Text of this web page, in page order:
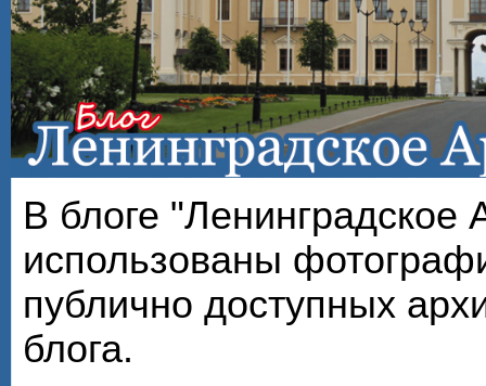
В блоге "Ленинградское
использованы
публично доступных
блога.